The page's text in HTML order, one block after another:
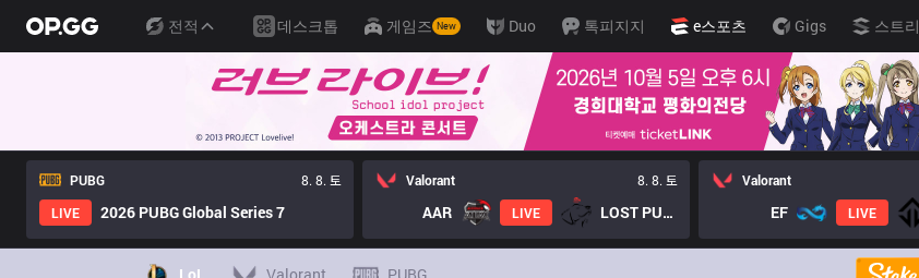
전적 데스크톱 게임즈 New Duo 톡피지지 e스포츠 Gigs 스트
PUBG
8. 8. 토
LIVE
2026 PUBG Global Series 7
Valorant 8. 8. 토
AAR LIVE LOST PUPPIES GC
Valorant
EF LIVE